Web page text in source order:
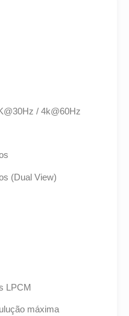
/ 4k@60Hz
(Dual View)
LPCM
máxima